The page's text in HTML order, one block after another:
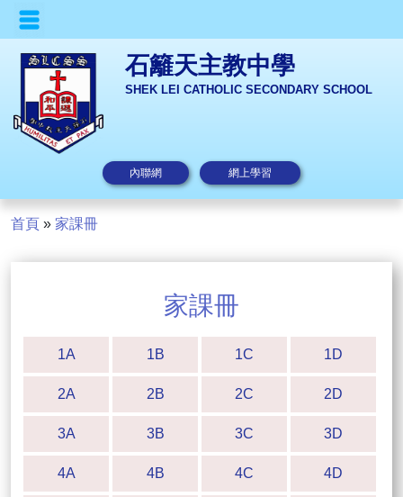
石籬天主教中學
SHEK LEI CATHOLIC SECONDARY SCHOOL
內聯網 網上學習
首頁 » 家課冊
家課冊
1A 1B 1C 1D
2A 2B 2C 2D
3A 3B 3C 3D
4A 4B 4C 4D